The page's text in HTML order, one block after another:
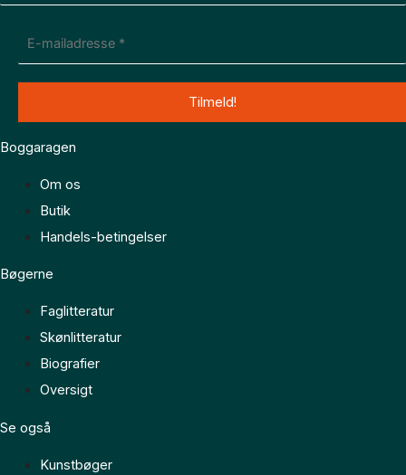
Boggaragen
Om os
Butik
Handels-betingelser
Bøgerne
Faglitteratur
Skønlitteratur
Biografier
Oversigt
Se også
Kunstbøger